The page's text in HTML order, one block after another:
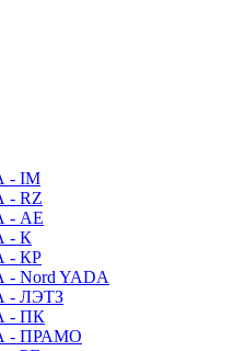
- IM
RZ
- АЕ
- К
- КР
Nord YADA
- ЛЭТЗ
- ПК
- ПРАМО